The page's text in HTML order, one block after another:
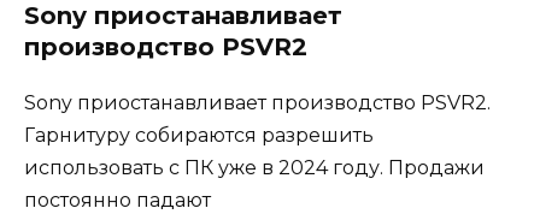
Sony приостанавливает
производство PSVR2
Sony приостанавливает производство PSVR2.
Гарнитуру собираются разрешить
использовать с ПК уже в 2024 году. Продажи
постоянно падают